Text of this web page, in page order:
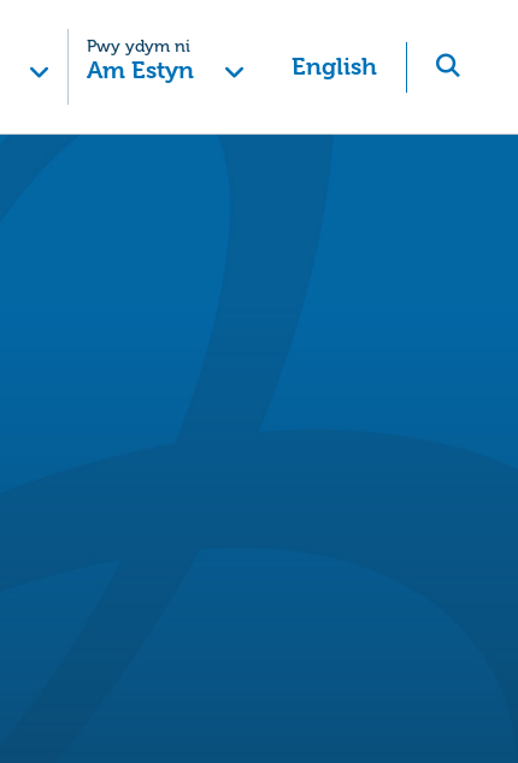
Pwy ydym ni
Am Estyn English